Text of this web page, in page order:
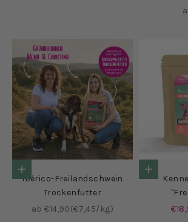
Optionen auswählen
Ibérico-Freilandschwein
Trockenfutter
Angebot
ab €14,90(€7,45/kg)
Ab ins